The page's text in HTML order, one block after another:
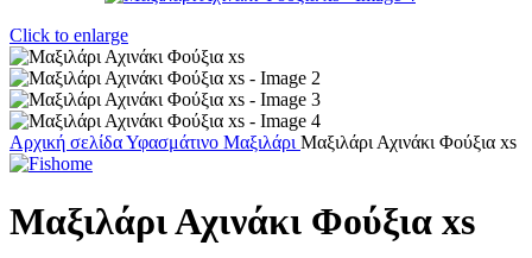
Click to enlarge
Αρχική σελίδαΥφασμάτινο Μαξιλάρι Μαξιλάρι Αχινάκι Φούξια xs
Μαξιλάρι Αχινάκι Φούξια xs